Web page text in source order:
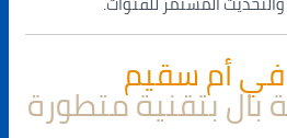
في أم سقيم
بال بتقنية متطورة